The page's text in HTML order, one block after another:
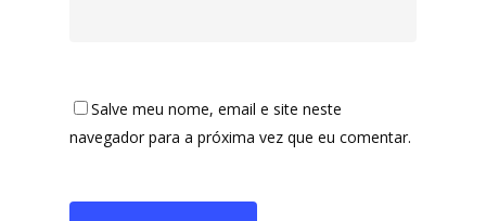
Salve meu nome, email e site neste
navegador para a próxima vez que eu comentar.